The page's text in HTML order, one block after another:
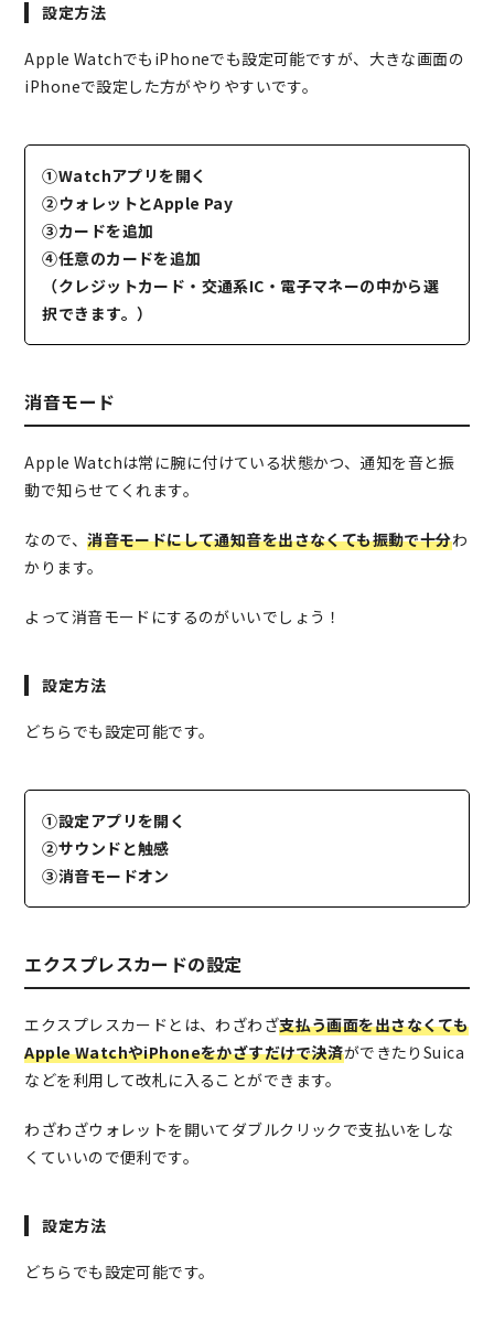
設定方法
Apple WatchでもiPhoneでも設定可能ですが、大きな画面の
iPhoneで設定した方がやりやすいです。
①Watchアプリを開く
②ウォレットとApple Pay
③カードを追加
④任意のカードを追加
（クレジットカード・交通系IC・電子マネーの中から選
択できます。）
消音モード
Apple Watchは常に腕に付けている状態かつ、通知を音と振
動で知らせてくれます。
なので、消音モードにして通知音を出さなくても振動で十分わ
かります。
よって消音モードにするのがいいでしょう！
設定方法
どちらでも設定可能です。
①設定アプリを開く
②サウンドと触感
③消音モードオン
エクスプレスカードの設定
エクスプレスカードとは、わざわざ支払う画面を出さなくても
Apple WatchやiPhoneをかざすだけで決済ができたりSuica
などを利用して改札に入ることができます。
わざわざウォレットを開いてダブルクリックで支払いをしな
くていいので便利です。
設定方法
どちらでも設定可能です。